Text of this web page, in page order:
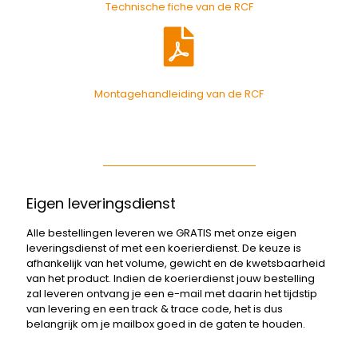
Technische fiche van de RCF
Montagehandleiding van de RCF
Eigen leveringsdienst
Alle bestellingen leveren we GRATIS met onze eigen
leveringsdienst of met een koerierdienst. De keuze is
afhankelijk van het volume, gewicht en de kwetsbaarheid
van het product. Indien de koerierdienst jouw bestelling
zal leveren ontvang je een e-mail met daarin het tijdstip
van levering en een track & trace code, het is dus
belangrijk om je mailbox goed in de gaten te houden.